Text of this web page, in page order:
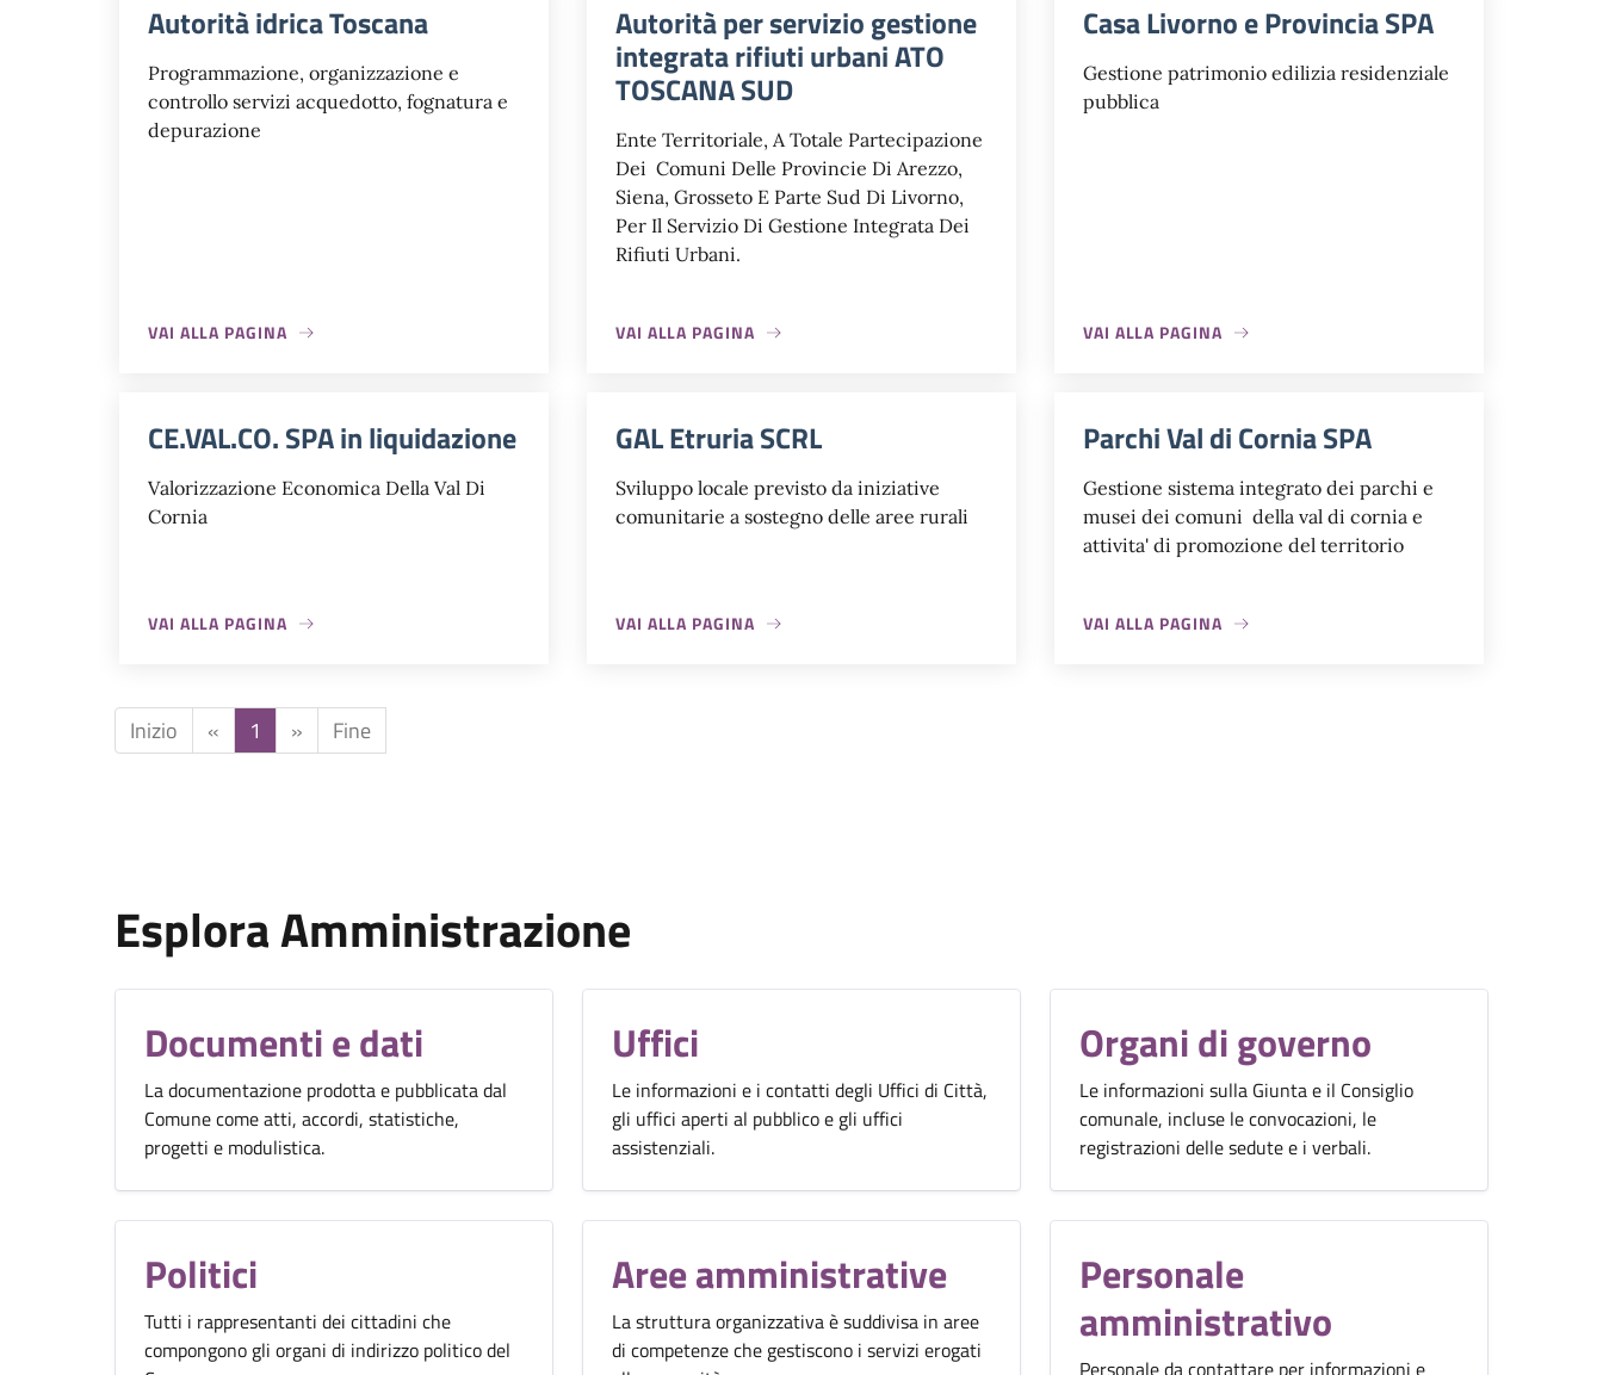
Autorità idrica Toscana
Programmazione, organizzazione e
controllo servizi acquedotto, fognatura e
depurazione
VAI ALLA PAGINA
Autorità per servizio gestione
integrata rifiuti urbani ATO
TOSCANA SUD
Ente Territoriale, A Totale Partecipazione
Dei Comuni Delle Provincie Di Arezzo,
Siena, Grosseto E Parte Sud Di Livorno,
Per Il Servizio Di Gestione Integrata Dei
Rifiuti Urbani.
VAI ALLA PAGINA
Casa Livorno e Provincia SPA
Gestione patrimonio edilizia residenziale
pubblica
VAI ALLA PAGINA
CE.VAL.CO. SPA in liquidazione
Valorizzazione Economica Della Val Di
Cornia
VAI ALLA PAGINA
GAL Etruria SCRL
Sviluppo locale previsto da iniziative
comunitarie a sostegno delle aree rurali
VAI ALLA PAGINA
Parchi Val di Cornia SPA
Gestione sistema integrato dei parchi e
musei dei comuni della val di cornia e
attivita' di promozione del territorio
VAI ALLA PAGINA
Inizio « 1 » Fine
Esplora Amministrazione
Documenti e dati
La documentazione prodotta e pubblicata dal
Comune come atti, accordi, statistiche,
progetti e modulistica.
Uffici
Le informazioni e i contatti degli Uffici di Città,
gli uffici aperti al pubblico e gli uffici
assistenziali.
Organi di governo
Le informazioni sulla Giunta e il Consiglio
comunale, incluse le convocazioni, le
registrazioni delle sedute e i verbali.
Politici
Tutti i rappresentanti dei cittadini che
compongono gli organi di indirizzo politico del
Aree amministrative
La struttura organizzativa è suddivisa in aree
di competenze che gestiscono i servizi erogati
Personale
amministrativo
Personale da contattare per informazioni e